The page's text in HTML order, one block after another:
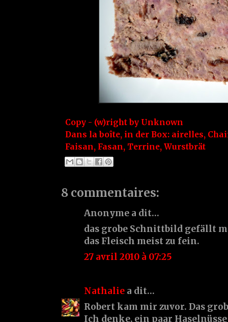
Copy - (w)right by Unknown
Dans la boîte, in der Box: airelles,
Faisan, Fasan, Terrine, Wurstbrät
8 commentaires:
Anonyme a dit…
das grobe Schnittbild gefällt
das Fleisch meist zu fein.
27 avril 2010 à 07:25
Nathalie a dit…
Robert kam mir zuvor. Das
Ich denke, ein paar